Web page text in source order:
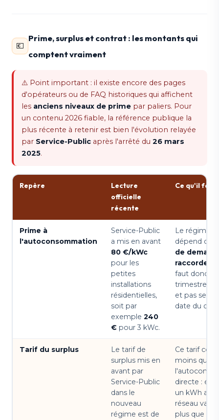
💶
Prime, surplus et contrat : les montants qui
comptent vraiment
⚠️ Point important : il existe encore des pages
d'opérateurs ou de FAQ historiques qui affichent
les anciens niveaux de prime par paliers. Pour
un contenu 2026 fiable, la référence publique la
plus récente à retenir est bien l'évolution relayée
par Service-Public après l'arrêté du 26 mars
2025.
Repère
Lecture
officielle
récente
Ce qu'il
Prime à
l'autoconsommation
Service-Public
a mis en avant
80 €/kWc
pour les
petites
installations
résidentielles,
soit par
exemple 240
€pour 3 kWc.
Le régime
dépend de
de
faut donc
trimestre du
et pas
date du
Tarif du surplus
Le tarif de
surplus mis en
avant par
Service-Public
dans le
nouveau
régime est de
Ce tarif
moins que
directe :
un kWh
réseau vaut
plus que le